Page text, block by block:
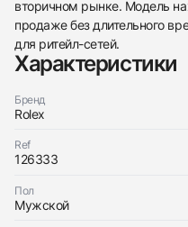
вторичном рынке. Модель
продаже без длительного
для ритейл-сетей.
Характеристики
Бренд
Rolex
Ref
126333
Пол
Мужской
с вами
Rolex
Oyster Perpetual
Yellow Gold Silver
НовыеКоробка +
$20,500
Oyster Perpetual
Yellow Gold Silver
Новые Коробка +
$20,500